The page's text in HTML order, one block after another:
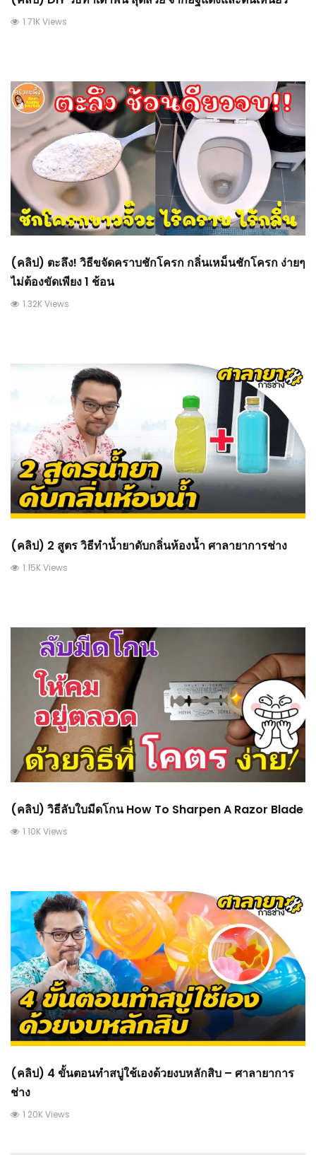
1.71K Views
(คลิป) ตะลึง! วิธีขจัดคราบชักโครก กลิ่นเหม็นชักโครก ง่ายๆ
ไม่ต้องขัดเพียง 1 ช้อน
1.32K Views
(คลิป) 2 สูตร วิธีทำน้ำยาดับกลิ่นห้องน้ำ ศาลายาการช่าง
1.15K Views
(คลิป) วิธีลับใบมีดโกน​ How To Sharpen A Razor Blade
1.10K Views
(คลิป) 4 ขั้นตอนทำสบู่ใช้เองด้วยงบหลักสิบ – ศาลายาการ
ช่าง
1.20K Views